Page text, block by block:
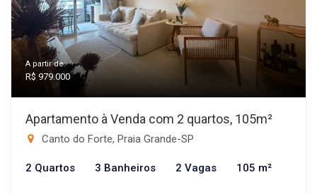
A partir de:
R$ 979.000
Apartamento à Venda com 2 quartos, 105m²
Canto do Forte, Praia Grande-SP
2 Quartos 3 Banheiros 2 Vagas 105 m²